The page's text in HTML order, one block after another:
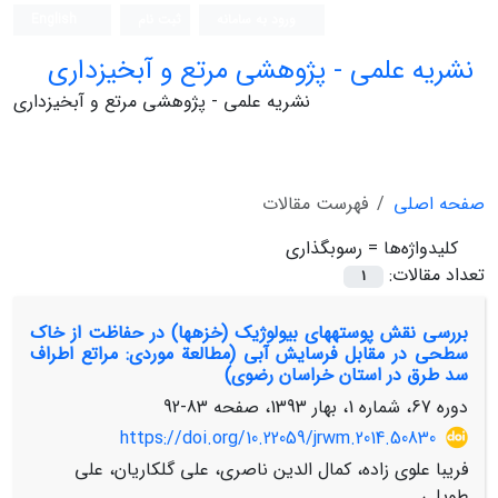
نشریه علمی - پژوهشی مرتع و آبخیزداری
نشریه علمی - پژوهشی مرتع و آبخیزداری
صفحه اصلی
فهرست مقالات
کلیدواژه‌ها = رسوب‏گذاری
تعداد مقالات:
1
بررسی نقش پوسته‏های بیولوژیک (خزه‏ها) در حفاظت از خاک
سطحی در مقابل فرسایش آبی (مطالعة موردی: مراتع اطراف
سد طرق در استان خراسان رضوی)
دوره 67، شماره 1، بهار 1393، صفحه
83-92
https://doi.org/10.22059/jrwm.2014.50830
فریبا علوی زاده، کمال الدین ناصری، علی گلکاریان، علی